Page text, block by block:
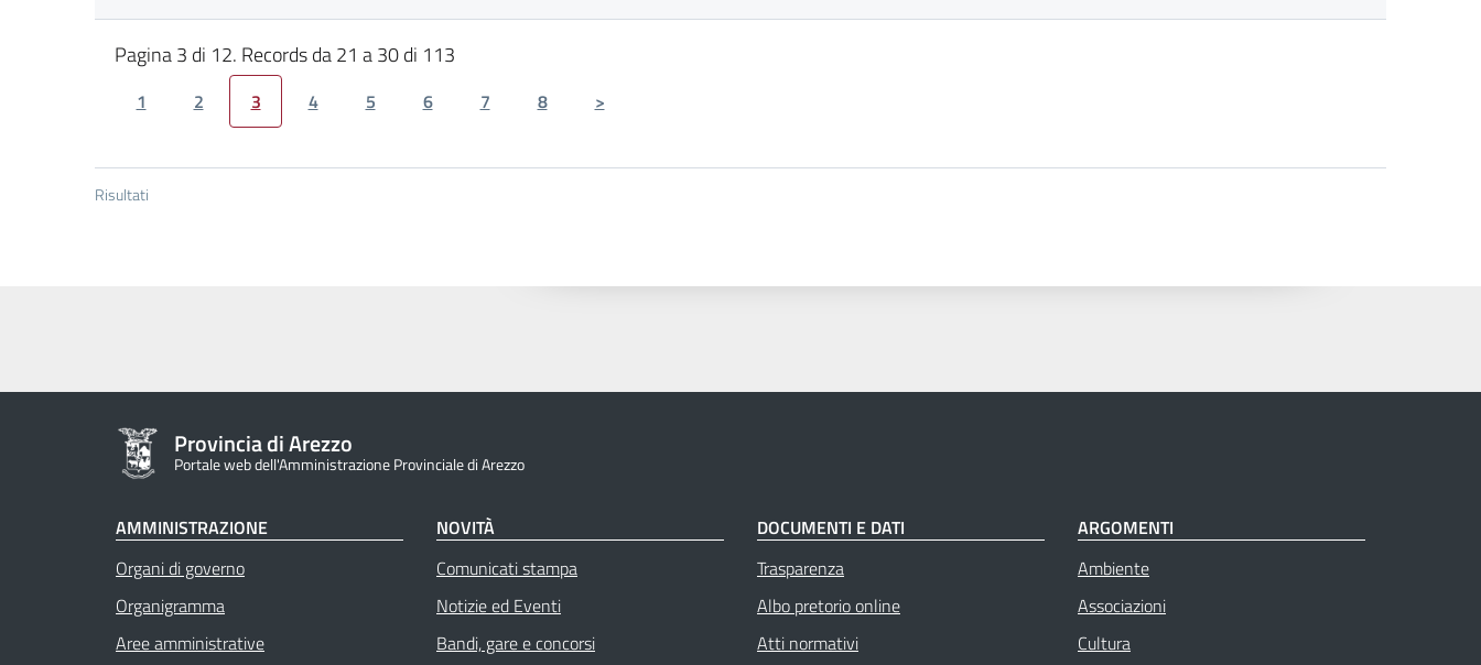
Risultati
Pagina 3 di 12. Records da 21 a 30 di 113
1 2 3 4 5 6 7 8 >
Provincia di Arezzo
Portale web dell'Amministrazione Provinciale di Arezzo
AMMINISTRAZIONE
Organi di governo
Organigramma
Aree amministrative
NOVITÀ
Comunicati stampa
Notizie ed Eventi
Bandi, gare e concorsi
DOCUMENTI E DATI
Trasparenza
Albo pretorio online
Atti normativi
ARGOMENTI
Ambiente
Associazioni
Cultura